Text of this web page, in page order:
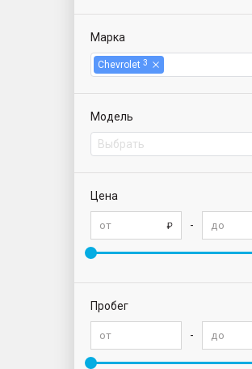
Марка
Chevrolet 3
Модель
Выбрать
Цена
-
Пробег
-